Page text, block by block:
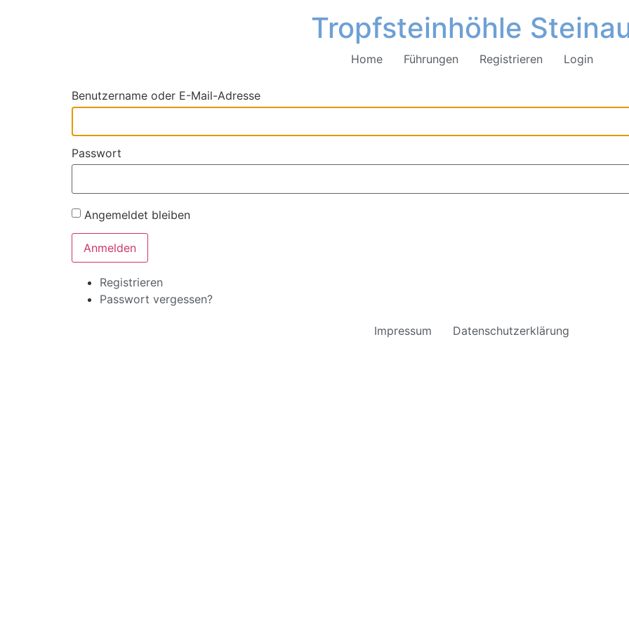
Tropfsteinhöhle
Home Führungen Registrieren Login
Benutzername oder E-Mail-Adresse
Passwort
Angemeldet bleiben
Anmelden
Registrieren
Passwort vergessen?
Impressum Datenschutzerklärung